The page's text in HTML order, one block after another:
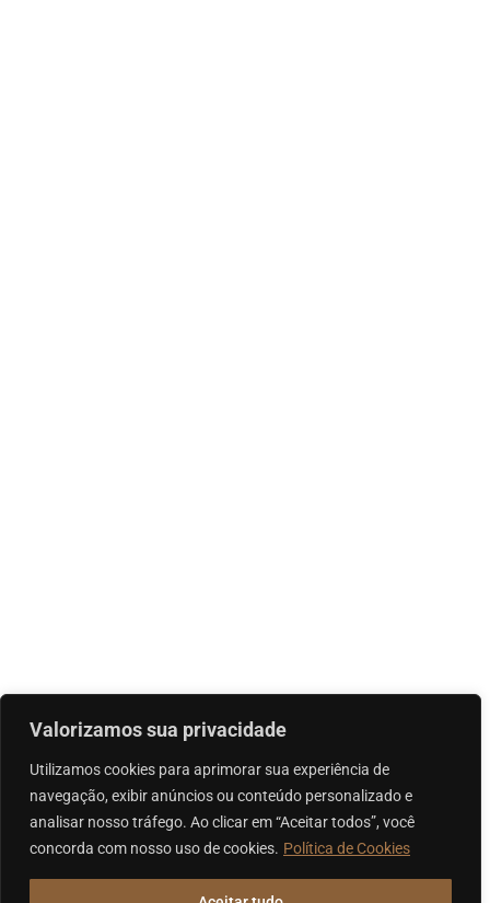
Valorizamos sua privacidade
Utilizamos cookies para aprimorar sua experiência de
navegação, exibir anúncios ou conteúdo personalizado e
analisar nosso tráfego. Ao clicar em “Aceitar todos”, você
concorda com nosso uso de cookies. Política de Cookies